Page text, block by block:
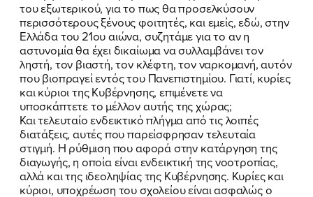
του εξωτερικού, για το πως θα προσελκύσουν
περισσότερους ξένους φοιτητές, και εμείς, εδώ, στην
Ελλάδα του 21ου αιώνα, συζητάμε για το αν η
αστυνομία θα έχει δικαίωμα να συλλαμβάνει τον
ληστή, τον βιαστή, τον κλέφτη, τον ναρκομανή, αυτόν
που βιοπραγεί εντός του Πανεπιστημίου. Γιατί, κυρίες
και κύριοι της Κυβέρνησης, επιμένετε να
υποσκάπτετε το μέλλον αυτής της χώρας;
Και τελευταίο ενδεικτικό πλήγμα από τις λοιπές
διατάξεις, αυτές που παρείσφρησαν τελευταία
στιγμή. Η ρύθμιση που αφορά στην κατάργηση της
διαγωγής, η οποία είναι ενδεικτική της νοοτροπίας,
αλλά και της ιδεοληψίας της Κυβέρνησης. Κυρίες και
κύριοι, υποχρέωση του σχολείου είναι ασφαλώς ο